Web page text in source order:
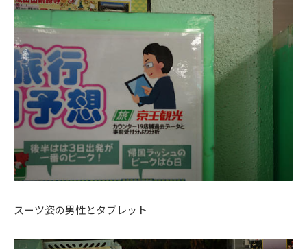
スーツ姿の男性とタブレット